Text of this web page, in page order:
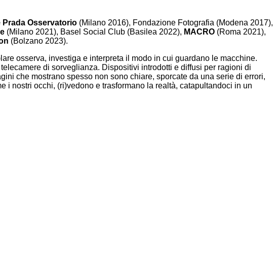
Prada Osservatorio (Milano 2016), Fondazione Fotografia (Modena 2017),
(Milano 2021), Basel Social Club (Basilea 2022), MACRO (Roma 2021),
(Bolzano 2023).
osserva, investiga e interpreta il modo in cui guardano le macchine.
di sorveglianza. Dispositivi introdotti e diffusi per ragioni di
che mostrano spesso non sono chiare, sporcate da una serie di errori,
i nostri occhi, (ri)vedono e trasformano la realtà, catapultandoci in un